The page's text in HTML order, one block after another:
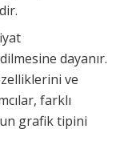
dayanır.
ve
farklı
grafik tipini